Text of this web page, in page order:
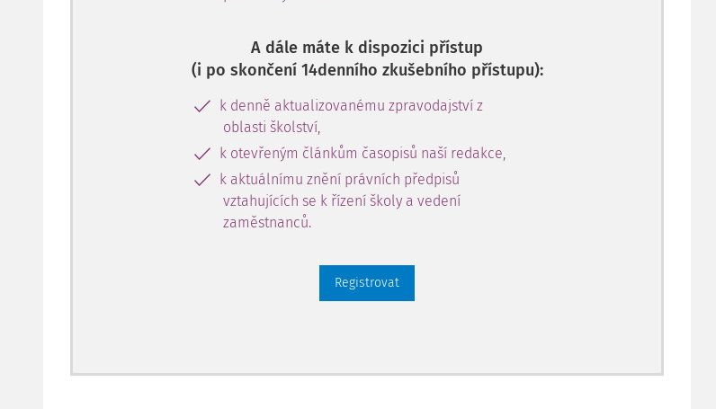
A dále máte k dispozici přístup
(i po skončení 14denního zkušebního přístupu):
k denně aktualizovanému zpravodajství z
oblasti školství,
k otevřeným článkům časopisů naší redakce,
k aktuálnímu znění právních předpisů
vztahujících se k řízení školy a vedení
zaměstnanců.
Registrovat